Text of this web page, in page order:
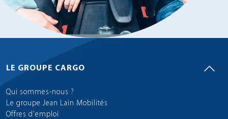
LE GROUPE CARGO
Qui sommes-nous ?
Le groupe Jean Lain Mobilités
Offres d'emploi